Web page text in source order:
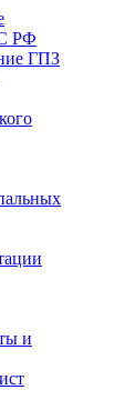
РФ
ГПЗ
и